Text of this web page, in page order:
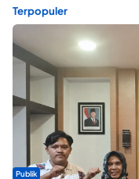
Terpopuler
Publik